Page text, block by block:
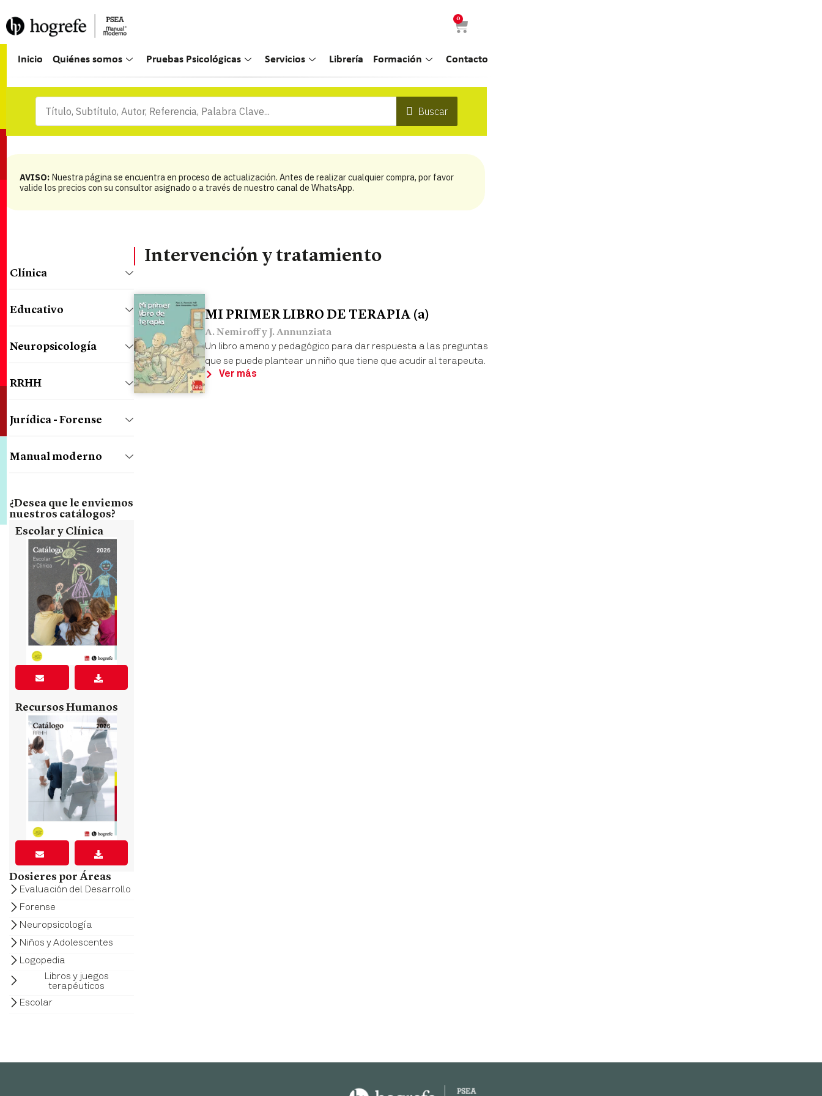
0
Inicio Quiénes somos Pruebas Psicológicas Servicios Librería Formación Contacto
Buscar
AVISO:Nuestra página se encuentra en proceso de actualización. Antes de realizar cualquier compra, por favor
valide los precios con su consultor asignado o a través de nuestro canal de WhatsApp.
Clínica
Educativo
Neuropsicología
RRHH
Jurídica - Forense
Manual moderno
¿Desea que le enviemos
nuestros catálogos?
Escolar y Clínica
Recursos Humanos
Dosieres por Áreas
Evaluación del Desarrollo
Forense
Neuropsicología
Niños y Adolescentes
Logopedia
Libros y juegos
terapéuticos
Escolar
Intervención y tratamiento
MI PRIMER LIBRO DE TERAPIA (a)
A. Nemiroff y J. Annunziata
Un libro ameno y pedagógico para dar respuesta a las preguntas
que se puede plantear un niño que tiene que acudir al terapeuta.
Ver más